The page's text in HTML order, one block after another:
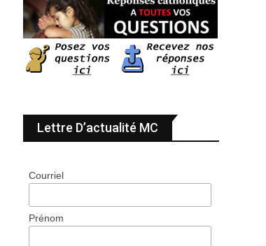
Lettre D’actualité MC
Courriel
Prénom